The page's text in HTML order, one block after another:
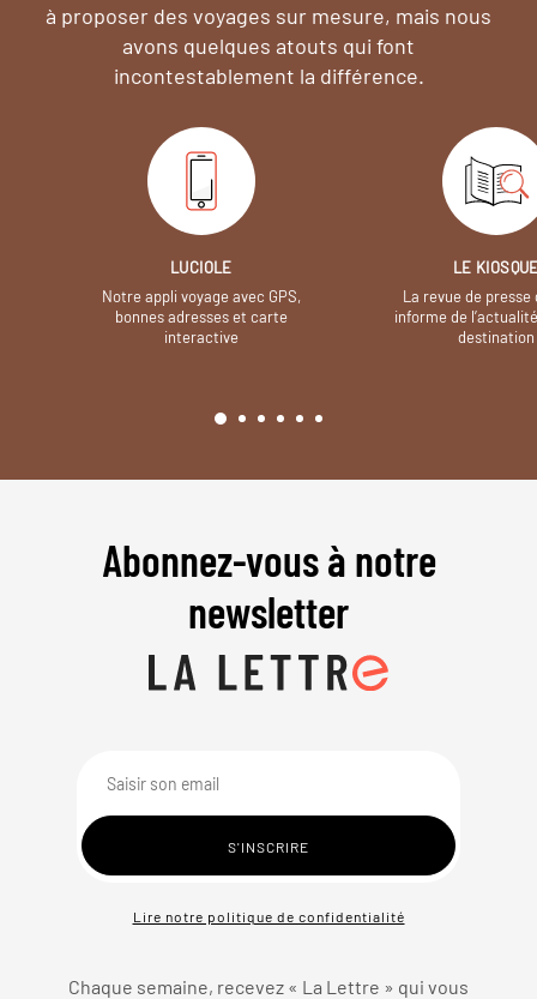
à proposer des voyages sur mesure, mais nous
avons quelques atouts qui font
incontestablement la différence.
LUCIOLE
Notre appli voyage avec GPS,
bonnes adresses et carte
interactive
LE
La revue de presse
informe de
destination
Abonnez-vous à notre
newsletter
Lire notre politique de confidentialité
Chaque semaine, recevez « La Lettre » qui vous